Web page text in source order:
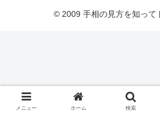
© 2009 手相の見方を知って
メニュー ホーム 検索